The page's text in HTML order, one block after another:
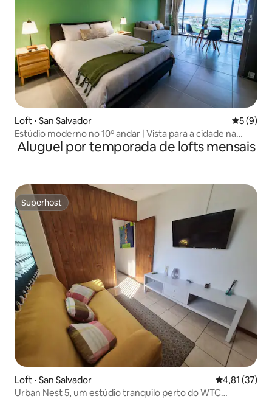
Loft ⋅ San Salvador 5 de
5 (9)
Estúdio moderno no 10º andar | Vista para a cidade na
Zona Rosa
Aluguel por temporada de lofts mensais
Superhost
Superhost
Loft ⋅ San Salvador 4,81 de uma
4,81 (37)
Urban Nest 5, um estúdio tranquilo perto do WTC